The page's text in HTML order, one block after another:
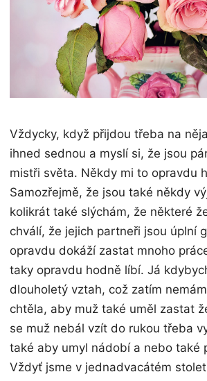
Vždycky, když přijdou třeba na
ihned sednou a myslí si, že jsou
mistři světa. Někdy mi to opravdu
Samozřejmě, že jsou také někdy
kolikrát také slýchám, že některé
chválí, že jejich partneři jsou úplní
opravdu dokáží zastat mnoho
taky opravdu hodně líbí. Já
dlouholetý vztah, což zatím
chtěla, aby muž také uměl zastat
se muž nebál vzít do rukou třeba
také aby umyl nádobí a nebo také
Vždyť jsme v jednadvacátém